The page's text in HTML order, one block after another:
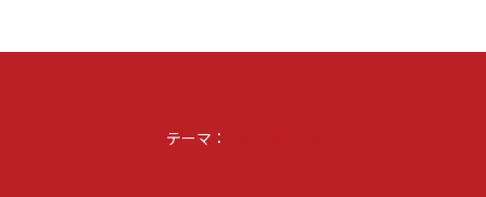
テーマ：